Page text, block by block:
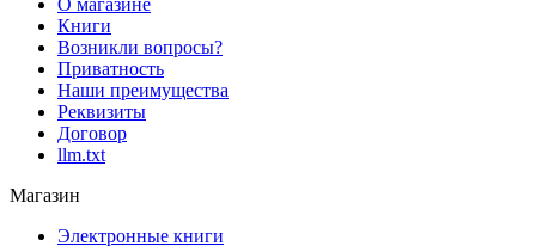
О магазине
Книги
Возникли вопросы?
Приватность
Наши преимущества
Реквизиты
Договор
llm.txt
Магазин
Электронные книги